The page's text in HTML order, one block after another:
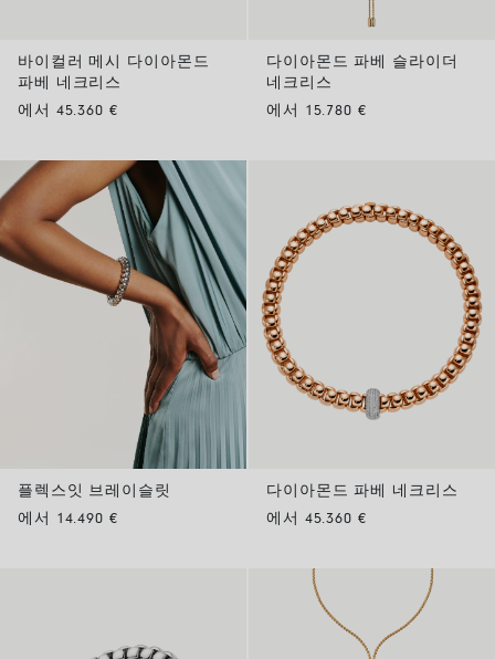
바이컬러 메시 다이아몬드
파베 네크리스
에서 45.360 €
다이아몬드 파베 슬라이더
네크리스
에서 15.780 €
플렉스잇 브레이슬릿
에서 14.490 €
다이아몬드 파베 네크리스
에서 45.360 €